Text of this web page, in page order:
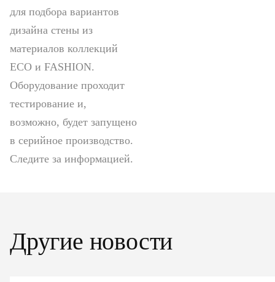
для подбора вариантов
дизайна стены из
материалов коллекций
ECO и FASHION.
Оборудование проходит
тестирование и,
возможно, будет запущено
в серийное производство.
Cледите за информацией.
Другие новости